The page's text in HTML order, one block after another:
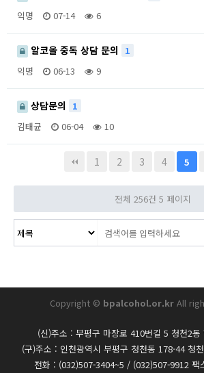
익명
07-14 6
알코올 중독 상담 문의
1
익명
06-13 9
상담문의
1
김태균
06-04 10
1 2 3 4 5
전체 256건 5 페이지
Copyright © bpalcohol.or.krAll
(신)주소 : 부평구 마장로 410번길 5 청천2동
(구)주소 : 인천광역시 부평구 청천동 178-44 청천
전화 : (032)507-3404~5 / (032)507-9912 팩